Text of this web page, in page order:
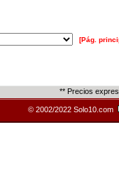
[Pág.
** Precios
© 2002/2022 Solo10.com